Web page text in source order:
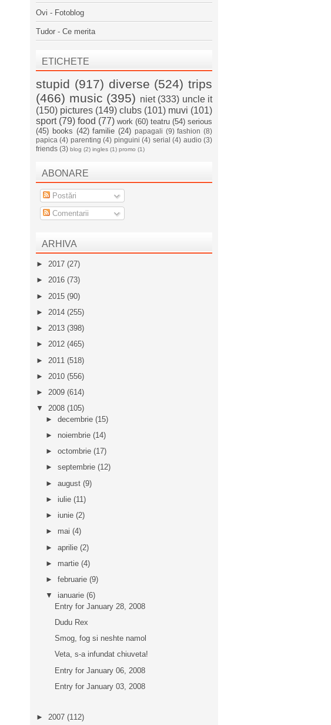
Ovi - Fotoblog
Tudor - Ce merita
ETICHETE
stupid (917) diverse (524) trips
(466) music (395) niet (333) uncle it
(150) pictures (149) clubs (101) muvi (101)
sport (79) food (77) work (60) teatru (54) serious
(45) books (42) familie (24) papagali (9) fashion (8)
papica (4) parenting (4) pinguini (4) serial (4) audio (3)
friends (3) blog (2) ingles (1) promo (1)
ABONARE
Postări
Comentarii
ARHIVA
► 2017 (27)
► 2016 (73)
► 2015 (90)
► 2014 (255)
► 2013 (398)
► 2012 (465)
► 2011 (518)
► 2010 (556)
► 2009 (614)
▼ 2008 (105)
► decembrie (15)
► noiembrie (14)
► octombrie (17)
► septembrie (12)
► august (9)
► iulie (11)
► iunie (2)
► mai (4)
► aprilie (2)
► martie (4)
► februarie (9)
▼ ianuarie (6)
Entry for January 28, 2008
Dudu Rex
Smog, fog si neshte namol
Veta, s-a infundat chiuveta!
Entry for January 06, 2008
Entry for January 03, 2008
► 2007 (112)